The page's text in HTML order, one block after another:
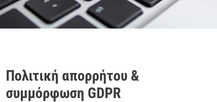
Πολιτική απορρήτου &
συμμόρφωση GDPR